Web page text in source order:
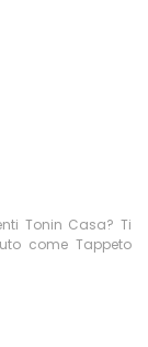
Tonin Casa? Ti
come Tappeto